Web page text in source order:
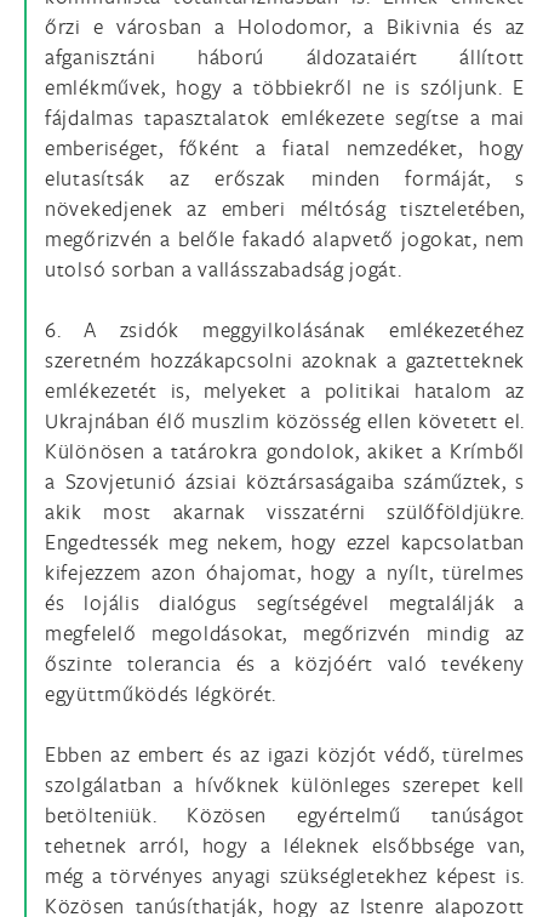
őrzi e városban a Holodomor, a Bikivnia és az
afganisztáni háború áldozataiért állított
emlékművek, hogy a többiekről ne is szóljunk. E
fájdalmas tapasztalatok emlékezete segítse a mai
emberiséget, főként a fiatal nemzedéket, hogy
elutasítsák az erőszak minden formáját, s
növekedjenek az emberi méltóság tiszteletében,
megőrizvén a belőle fakadó alapvető jogokat, nem
utolsó sorban a vallásszabadság jogát.
6. A zsidók meggyilkolásának emlékezetéhez
szeretném hozzákapcsolni azoknak a gaztetteknek
emlékezetét is, melyeket a politikai hatalom az
Ukrajnában élő muszlim közösség ellen követett el.
Különösen a tatárokra gondolok, akiket a Krímből
a Szovjetunió ázsiai köztársaságaiba száműztek, s
akik most akarnak visszatérni szülőföldjükre.
Engedtessék meg nekem, hogy ezzel kapcsolatban
kifejezzem azon óhajomat, hogy a nyílt, türelmes
és lojális dialógus segítségével megtalálják a
megfelelő megoldásokat, megőrizvén mindig az
őszinte tolerancia és a közjóért való tevékeny
együttműködés légkörét.
Ebben az embert és az igazi közjót védő, türelmes
szolgálatban a hívőknek különleges szerepet kell
betölteniük. Közösen egyértelmű tanúságot
tehetnek arról, hogy a léleknek elsőbbsége van,
még a törvényes anyagi szükségletekhez képest is.
Közösen tanúsíthatják, hogy az Istenre alapozott